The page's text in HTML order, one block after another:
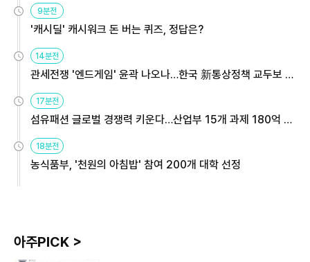
9분전
'캐시딜' 캐시워크 돈 버는 퀴즈, 정답은?
14분전
관세전쟁 '엔드게임' 윤곽 나오나…한국 新통상정책 교두보 활
용해야
17분전
섬유패션 글로벌 경쟁력 키운다…산업부 15개 과제 180억 지
원
18분전
농식품부, '천원의 아침밥' 참여 200개 대학 선정
아주PICK >